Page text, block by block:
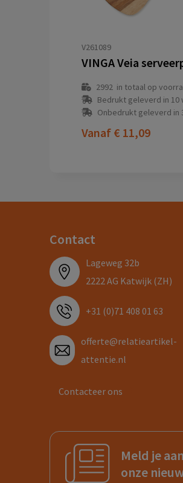
V261089
VINGA Veia
2992in totaal op
Bedrukt geleverd in 10
Onbedrukt geleverd in 3
Vanaf € 11,09
Contact
Lageweg 32b
2222 AG Katwijk (ZH)
+31 (0)71 408 01 63
offerte@relatieartikel-
attentie.nl
Contacteer ons
Meld je
onze